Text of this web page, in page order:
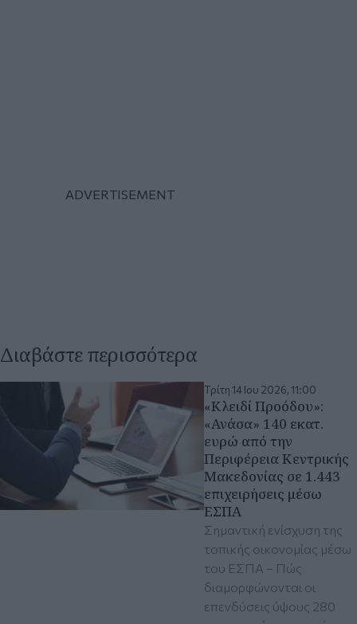
Διαβάστε περισσότερα
Τρίτη 14 Ιου 2026, 11:00
«Κλειδί Προόδου»:
«Ανάσα» 140 εκατ.
ευρώ από την
Περιφέρεια Κεντρικής
Μακεδονίας σε 1.443
επιχειρήσεις μέσω
ΕΣΠΑ
Σημαντική ενίσχυση της
τοπικής οικονομίας μέσω
του ΕΣΠΑ – Πώς
διαμορφώνονται οι
επενδύσεις ύψους 280